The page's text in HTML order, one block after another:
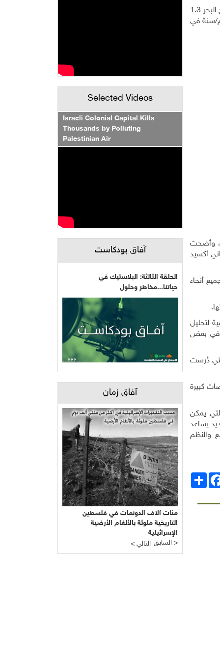
ارتفعَ المتوسط العالمي لمستوى سطح البحر بمقدار 0.20 متراً في الفترة ( 1901- 2018)، وبلغ متوسط معدل ارتفاع مستوى سطح البحر 1.3
إلى 1.9 ملم/سنة في الفترة ( 1971- 2006)، كما ارتفع مستوى سطح البحر إلى 3.7 ملم/سنة في
سنة، وأضحت
تركيزات ثاني أكسيد
أنحاء
لتحليل
في بعض
دُرست
انخفاضات كبيرة
يمكن
يساعد
والنظم
انشر
Selected Videos
Israeli Colonial Capital Kills
Thousands by Polluting
Palestinian Air
آفاق بودكاست
الحلقة الثالثة: البلاستيك في
حياتنا...مخاطر وحلول
آفاق زمان
مئات آلاف الدونمات في فلسطين
التاريخية ملوثة بالألغام الأرضية
الإسرائيلية
< التالي
السابق >